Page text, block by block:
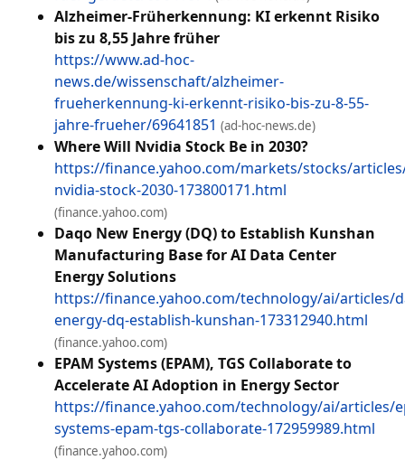
Alzheimer-Früherkennung: KI erkennt Risiko
bis zu 8,55 Jahre früher
https://www.ad-hoc-
news.de/wissenschaft/alzheimer-
frueherkennung-ki-erkennt-risiko-bis-zu-8-55-
jahre-frueher/69641851 (ad-hoc-news.de)
Where Will Nvidia Stock Be in 2030?
https://finance.yahoo.com/markets/stocks/
nvidia-stock-2030-173800171.html
(finance.yahoo.com)
Daqo New Energy (DQ) to Establish Kunshan
Manufacturing Base for AI Data Center
Energy Solutions
https://finance.yahoo.com/technology/ai/articles/
energy-dq-establish-kunshan-173312940.html
(finance.yahoo.com)
EPAM Systems (EPAM), TGS Collaborate to
Accelerate AI Adoption in Energy Sector
https://finance.yahoo.com/technology/ai/articles/
systems-epam-tgs-collaborate-172959989.html
(finance.yahoo.com)